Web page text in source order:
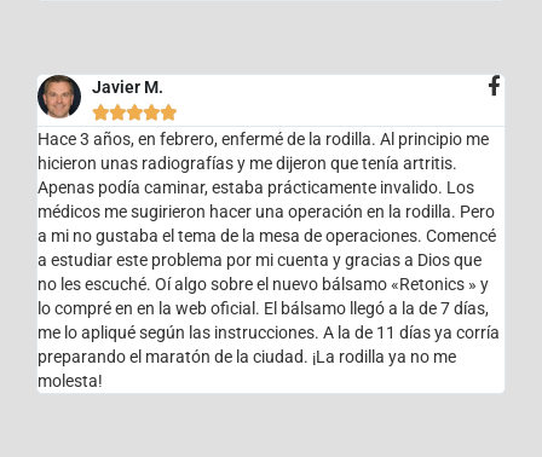
Javier M.

Hace 3 años, en febrero, enfermé de la rodilla. Al principio me
hicieron unas radiografías y me dijeron que tenía artritis.
Apenas podía caminar, estaba prácticamente invalido. Los
médicos me sugirieron hacer una operación en la rodilla. Pero
a mi no gustaba el tema de la mesa de operaciones. Comencé
a estudiar este problema por mi cuenta y gracias a Dios que
no les escuché. Oí algo sobre el nuevo bálsamo «Retonics » y
lo compré en en la web oficial. El bálsamo llegó a la de 7 días,
me lo apliqué según las instrucciones. A la de 11 días ya corría
preparando el maratón de la ciudad. ¡La rodilla ya no me
molesta!